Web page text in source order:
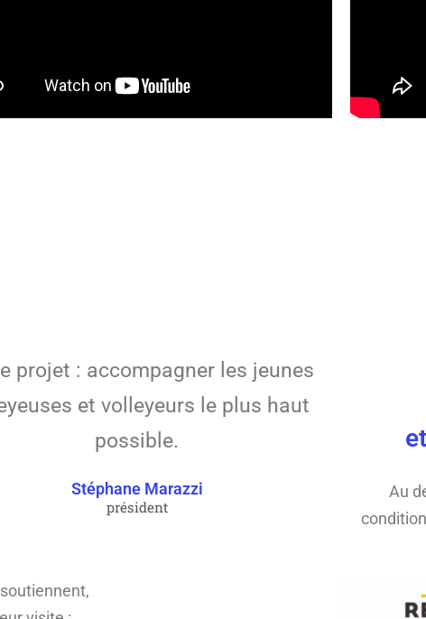
projet : accompagner les jeunes
et volleyeurs le plus haut
possible.
Stéphane Marazzi
président
Au